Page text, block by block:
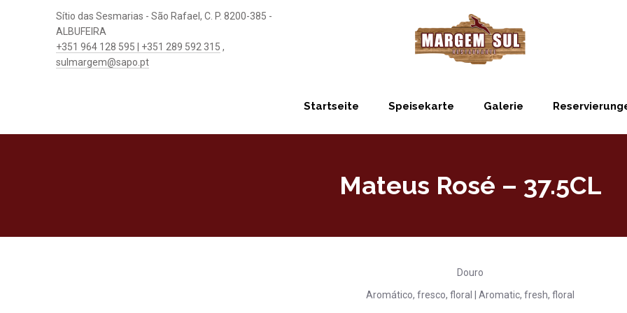
Sítio das Sesmarias - São Rafael, C. P. 8200-385 -
ALBUFEIRA
+351 964 128 595 | +351 289 592 315 ,
sulmargem@sapo.pt
Startseite Speisekarte Galerie
Mateus Rosé – 37.5CL
Douro
Aromático, fresco, floral | Aromatic, fresh, floral